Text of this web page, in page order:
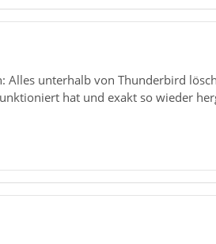
Alles unterhalb von Thunderbird
hat und exakt so wieder